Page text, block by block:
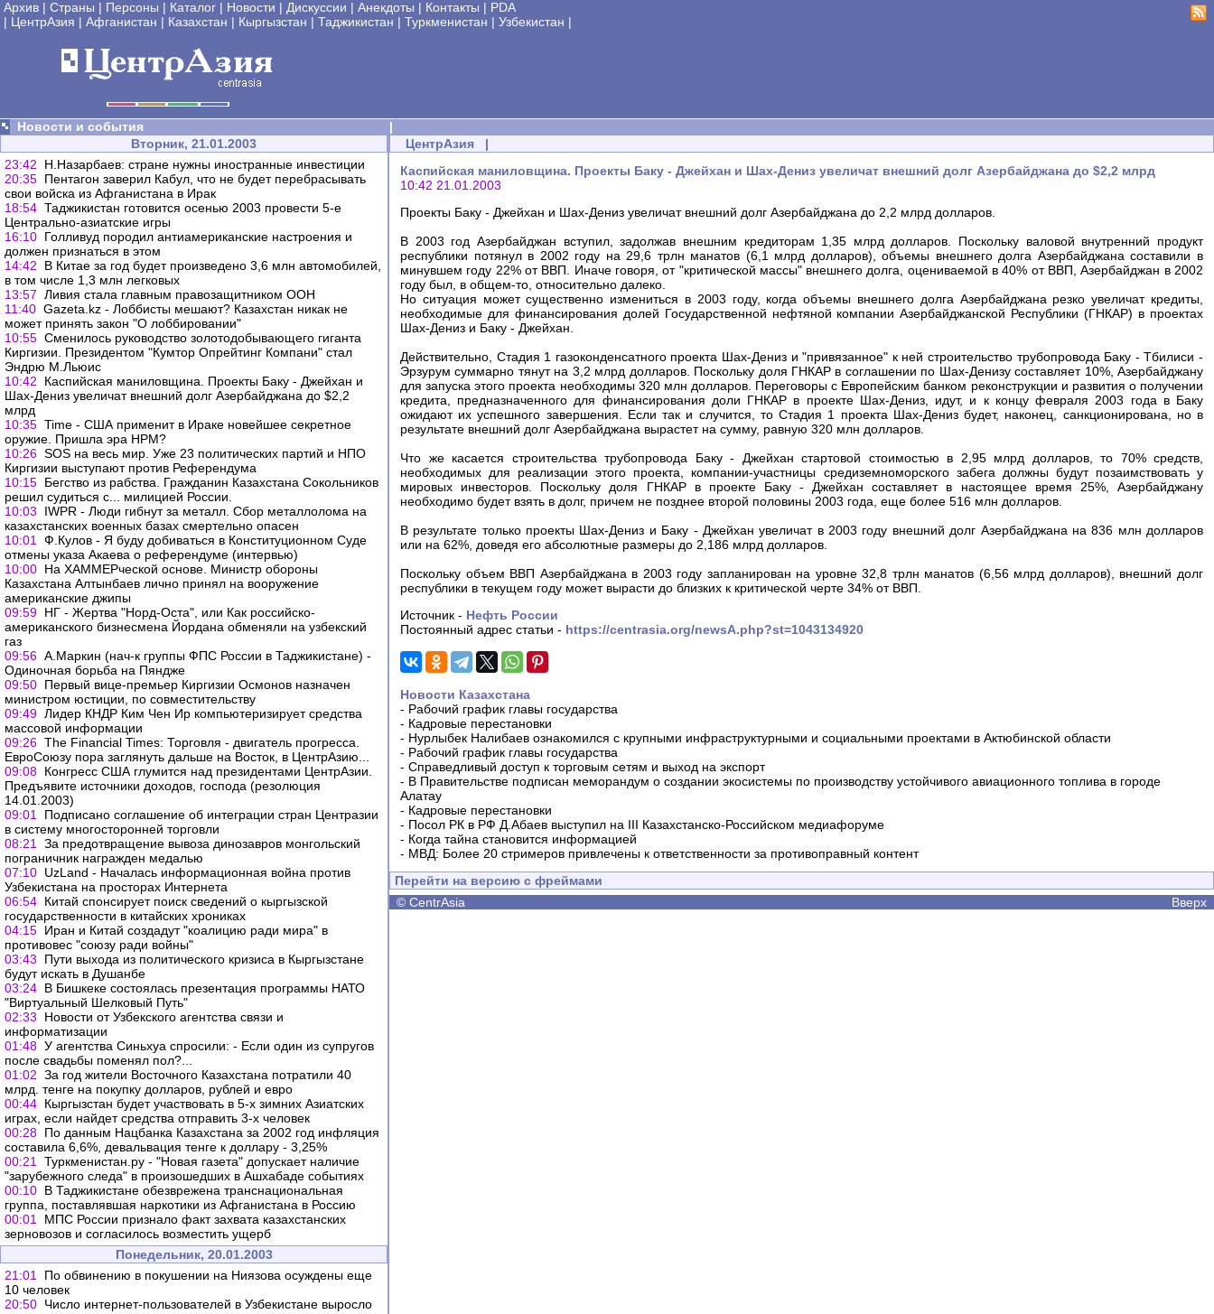
Архив | Страны | Персоны | Каталог | Новости | Дискуссии | Анекдоты | Контакты | PDA
| ЦентрАзия | Афганистан | Казахстан | Кыргызстан | Таджикистан | Туркменистан | Узбекистан |
Новости и события
|
Вторник, 21.01.2003
23:42
Н.Назарбаев: стране нужны иностранные инвестиции
20:35 Пентагон заверил Кабул, что не будет перебрасывать
свои войска из Афганистана в Ирак
18:54 Таджикистан готовится осенью 2003 провести 5-е
Центрально-азиатские игры
16:10 Голливуд породил антиамериканские настроения и
должен признаться в этом
14:42
В Китае за год будет произведено 3,6 млн автомобилей,
в том числе 1,3 млн легковых
13:57 Ливия стала главным правозащитником ООН
11:40 Gazeta.kz - Лоббисты мешают? Казахстан никак не
может принять закон "О лоббировании"
10:55 Сменилось руководство золотодобывающего гиганта
Киргизии. Президентом "Кумтор Опрейтинг Компани" стал
Эндрю М.Льюис
10:42
Каспийская маниловщина. Проекты Баку - Джейхан и
Шах-Дениз увеличат внешний долг Азербайджана до $2,2
млрд
10:35 Time - США применит в Ираке новейшее секретное
оружие. Пришла эра НРМ?
10:26 SOS на весь мир. Уже 23 политических партий и НПО
Киргизии выступают против Референдума
10:15 Бегство из рабства. Гражданин Казахстана Сокольников
решил судиться с... милицией России.
10:03
IWPR - Люди гибнут за металл. Сбор металлолома на
казахстанских военных базах смертельно опасен
10:01
Ф.Кулов - Я буду добиваться в Конституционном Суде
отмены указа Акаева о референдуме (интервью)
10:00 На ХАММЕРческой основе. Министр обороны
Казахстана Алтынбаев лично принял на вооружение
американские джипы
09:59 НГ - Жертва "Норд-Оста", или Как российско-
американского бизнесмена Йордана обменяли на узбекский
газ
09:56 А.Маркин (нач-к группы ФПС России в Таджикистане) -
Одиночная борьба на Пяндже
09:50 Первый вице-премьер Киргизии Осмонов назначен
министром юстиции, по совместительству
09:49 Лидер КНДР Ким Чен Ир компьютеризирует средства
массовой информации
09:26 The Financial Times: Торговля - двигатель прогресса.
ЕвроСоюзу пора заглянуть дальше на Восток, в ЦентрАзию...
09:08 Конгресс США глумится над президентами ЦентрАзии.
Предъявите источники доходов, господа (резолюция
14.01.2003)
09:01
Подписано соглашение об интеграции стран Центразии
в систему многосторонней торговли
08:21
За предотвращение вывоза динозавров монгольский
пограничник награжден медалью
07:10 UzLand - Началась информационная война против
Узбекистана на просторах Интернета
06:54 Китай спонсирует поиск сведений о кыргызской
государственности в китайских хрониках
04:15 Иран и Китай создадут "коалицию ради мира" в
противовес "союзу ради войны"
03:43
Пути выхода из политического кризиса в Кыргызстане
будут искать в Душанбе
03:24 В Бишкеке состоялась презентация программы НАТО
"Виртуальный Шелковый Путь"
02:33
Новости от Узбекского агентства связи и
информатизации
01:48 У агентства Синьхуа спросили: - Если один из супругов
после свадьбы поменял пол?...
01:02 За год жители Восточного Казахстана потратили 40
млрд. тенге на покупку долларов, рублей и евро
00:44 Кыргызстан будет участвовать в 5-х зимних Азиатских
играх, если найдет средства отправить 3-х человек
00:28 По данным Нацбанка Казахстана за 2002 год инфляция
составила 6,6%, девальвация тенге к доллару - 3,25%
00:21
Туркменистан.ру - "Новая газета" допускает наличие
"зарубежного следа" в произошедших в Ашхабаде событиях
00:10 В Таджикистане обезврежена транснациональная
группа, поставлявшая наркотики из Афганистана в Россию
00:01
МПС России признало факт захвата казахстанских
зерновозов и согласилось возместить ущерб
Понедельник, 20.01.2003
21:01
По обвинению в покушении на Ниязова осуждены еще
10 человек
20:50 Число интернет-пользователей в Узбекистане выросло
ЦентрАзия |
Каспийская маниловщина. Проекты Баку - Джейхан и Шах-Дениз увеличат внешний долг Азербайджана до $2,2 млрд
10:42 21.01.2003
Проекты Баку - Джейхан и Шах-Дениз увеличат внешний долг Азербайджана до 2,2 млрд долларов.
В 2003 год Азербайджан вступил, задолжав внешним кредиторам 1,35 млрд долларов. Поскольку валовой внутренний продукт
республики потянул в 2002 году на 29,6 трлн манатов (6,1 млрд долларов), объемы внешнего долга Азербайджана составили в
минувшем году 22% от ВВП. Иначе говоря, от "критической массы" внешнего долга, оцениваемой в 40% от ВВП, Азербайджан в 2002
году был, в общем-то, относительно далеко.
Но ситуация может существенно измениться в 2003 году, когда объемы внешнего долга Азербайджана резко увеличат кредиты,
необходимые для финансирования долей Государственной нефтяной компании Азербайджанской Республики (ГНКАР) в проектах
Шах-Дениз и Баку - Джейхан.
Действительно, Стадия 1 газоконденсатного проекта Шах-Дениз и "привязанное" к ней строительство трубопровода Баку - Тбилиси -
Эрзурум суммарно тянут на 3,2 млрд долларов. Поскольку доля ГНКАР в соглашении по Шах-Денизу составляет 10%, Азербайджану
для запуска этого проекта необходимы 320 млн долларов. Переговоры с Европейским банком реконструкции и развития о получении
кредита, предназначенного для финансирования доли ГНКАР в проекте Шах-Дениз, идут, и к концу февраля 2003 года в Баку
ожидают их успешного завершения. Если так и случится, то Стадия 1 проекта Шах-Дениз будет, наконец, санкционирована, но в
результате внешний долг Азербайджана вырастет на сумму, равную 320 млн долларов.
Что же касается строительства трубопровода Баку - Джейхан стартовой стоимостью в 2,95 млрд долларов, то 70% средств,
необходимых для реализации этого проекта, компании-участницы средиземноморского забега должны будут позаимствовать у
мировых инвесторов. Поскольку доля ГНКАР в проекте Баку - Джейхан составляет в настоящее время 25%, Азербайджану
необходимо будет взять в долг, причем не позднее второй половины 2003 года, еще более 516 млн долларов.
В результате только проекты Шах-Дениз и Баку - Джейхан увеличат в 2003 году внешний долг Азербайджана на 836 млн долларов
или на 62%, доведя его абсолютные размеры до 2,186 млрд долларов.
Поскольку объем ВВП Азербайджана в 2003 году запланирован на уровне 32,8 трлн манатов (6,56 млрд долларов), внешний долг
республики в текущем году может вырасти до близких к критической черте 34% от ВВП.
Источник - Нефть России
Постоянный адрес статьи - https://centrasia.org/newsA.php?st=1043134920
Новости Казахстана
- Рабочий график главы государства
- Кадровые перестановки
- Нурлыбек Налибаев ознакомился с крупными инфраструктурными и социальными проектами в Актюбинской области
- Рабочий график главы государства
- Справедливый доступ к торговым сетям и выход на экспорт
- В Правительстве подписан меморандум о создании экосистемы по производству устойчивого авиационного топлива в городе
Алатау
- Кадровые перестановки
- Посол РК в РФ Д.Абаев выступил на III Казахстанско-Российском медиафоруме
- Когда тайна становится информацией
- МВД: Более 20 стримеров привлечены к ответственности за противоправный контент
Перейти на версию с фреймами
© CentrAsia Вверх